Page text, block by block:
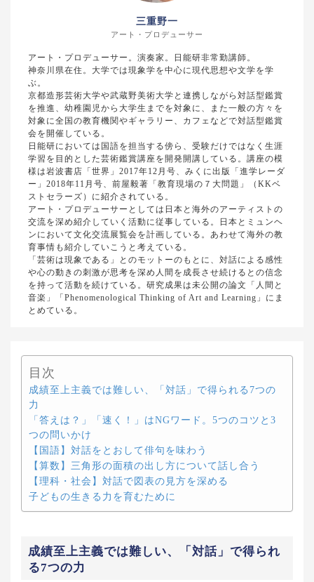
三重野一
アート・プロデューサー
アート・プロデューサー。演奏家。日能研非常勤講師。
神奈川県在住。大学では現象学を中心に現代思想や文学を学
ぶ。
京都造形芸術大学や武蔵野美術大学と連携しながら対話型鑑賞
を推進、幼稚園児から大学生までを対象に、また一般の方々を
対象に全国の教育機関やギャラリー、カフェなどで対話型鑑賞
会を開催している。
日能研においては国語を担当する傍ら、受験だけではなく生涯
学習を目的とした芸術鑑賞講座を開発開講している。講座の模
様は岩波書店「世界」2017年12月号、みくに出版「進学レーダ
ー」2018年11月号、前屋毅著「教育現場の７大問題」（KKベ
ストセラーズ）に紹介されている。
アート・プロデューサーとしては日本と海外のアーティストの
交流を深め紹介していく活動に従事している。日本とミュンヘ
ンにおいて文化交流展覧会を計画している。あわせて海外の教
育事情も紹介していこうと考えている。
「芸術は現象である」とのモットーのもとに、対話による感性
や心の動きの刺激が思考を深め人間を成長させ続けるとの信念
を持って活動を続けている。研究成果は未公開の論文「人間と
音楽」「Phenomenological Thinking of Art and Learning」にま
とめている。
目次
成績至上主義では難しい、「対話」で得られる7つの
力
「答えは？」「速く！」はNGワード。5つのコツと3
つの問いかけ
【国語】対話をとおして俳句を味わう
【算数】三角形の面積の出し方について話し合う
【理科・社会】対話で図表の見方を深める
子どもの生きる力を育むために
成績至上主義では難しい、「対話」で得られ
る7つの力